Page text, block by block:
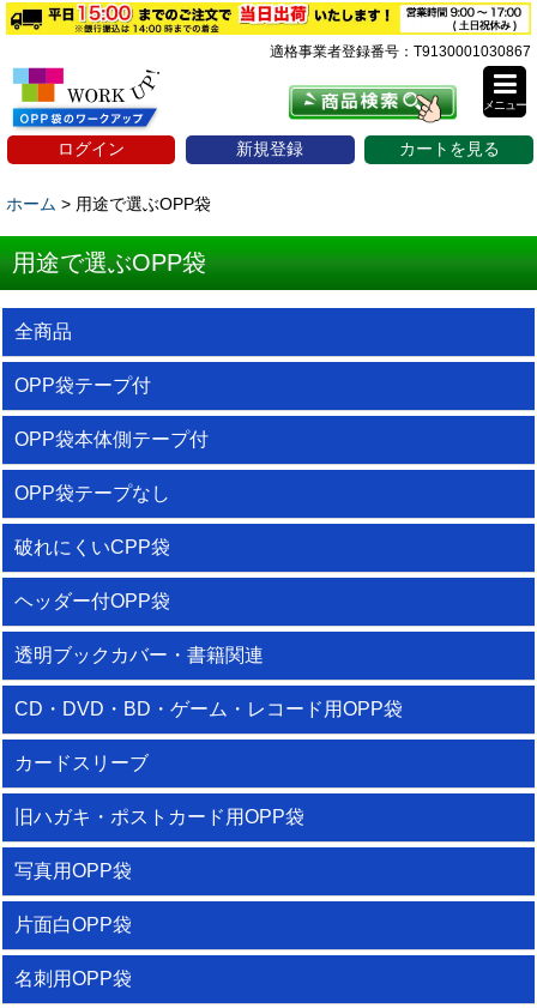
適格事業者登録番号：T9130001030867
ログイン 新規登録 カートを見る
メニュー
ホーム > 用途で選ぶOPP袋
用途で選ぶOPP袋
全商品
OPP袋テープ付
OPP袋本体側テープ付
OPP袋テープなし
破れにくいCPP袋
ヘッダー付OPP袋
透明ブックカバー・書籍関連
CD・DVD・BD・ゲーム・レコード用OPP袋
カードスリーブ
旧ハガキ・ポストカード用OPP袋
写真用OPP袋
片面白OPP袋
名刺用OPP袋